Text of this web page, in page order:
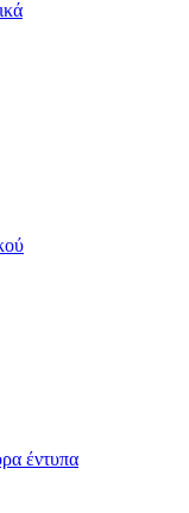
έντυπα